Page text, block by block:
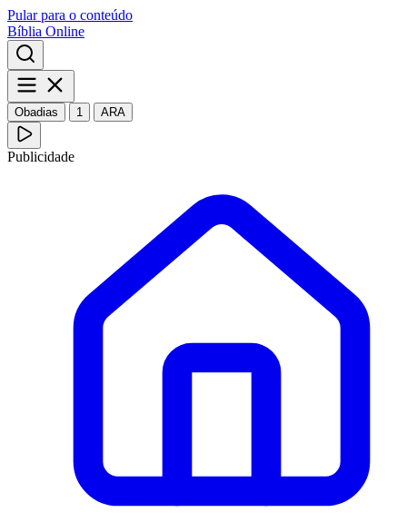
Pular para o conteúdo
Bíblia Online
Obadias 1 ARA
Publicidade